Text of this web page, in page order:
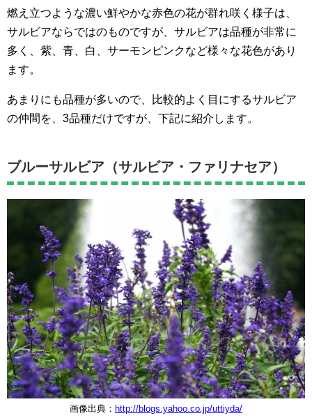
燃え立つような濃い鮮やかな赤色の花が群れ咲く様子は、
サルビアならではのものですが、サルビアは品種が非常に
多く、紫、青、白、サーモンピンクなど様々な花色があり
ます。
あまりにも品種が多いので、比較的よく目にするサルビア
の仲間を、3品種だけですが、下記に紹介します。
ブルーサルビア（サルビア・ファリナセア）
画像出典： http://blogs.yahoo.co.jp/uttiyda/